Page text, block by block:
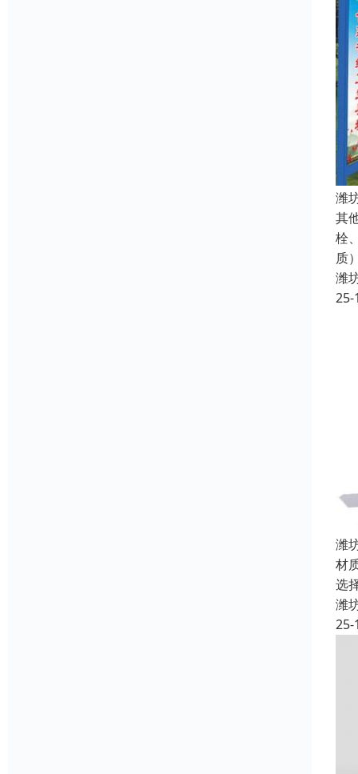
潍
其
栓
质
潍
25-
潍
材
选
潍
25-